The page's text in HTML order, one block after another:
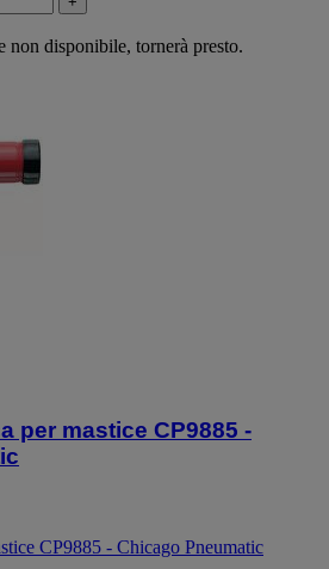
non disponibile, tornerà presto.
per mastice CP9885 -
CP9885 - Chicago Pneumatic